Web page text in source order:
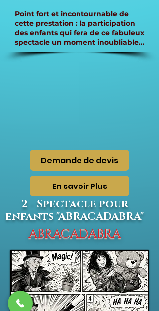
Point fort et incontournable de
cette prestation : la participation
des enfants qui fera de ce fabuleux
spectacle un moment inoubliable…
Demande de devis
En savoir Plus
2 - Spectacle pour
enfants "ABRACADABRA"
ABRACADABRA